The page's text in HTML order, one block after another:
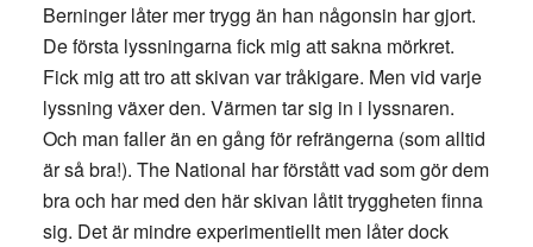
Berninger låter mer trygg än han någonsin har gjort.
De första lyssningarna fick mig att sakna mörkret.
Fick mig att tro att skivan var tråkigare. Men vid varje
lyssning växer den. Värmen tar sig in i lyssnaren.
Och man faller än en gång för refrängerna (som alltid
är så bra!). The National har förstått vad som gör dem
bra och har med den här skivan låtit tryggheten finna
sig. Det är mindre experimentiellt men låter dock